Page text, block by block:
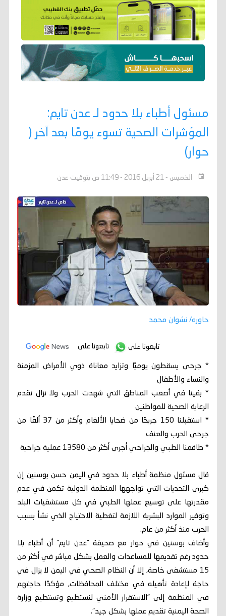
مسئول أطباء بلا حدود لـ عدن تايم:
المؤشرات الصحية تسوء يومًا بعد آخر (
حوار)
الخميس - 21 أبريل 2016 - 11:49 ص بتوقيت عدن
حاوره/ نشوان محمد
تابعونا على تابعونا على
* جرحى يسقطون يوميًا وتزايد معاناة ذوي الأمراض المزمنة
والنساء والأطفال
* بقينا في أصعب المناطق التي شهدت الحرب ولا نزال نقدم
الرعاية الصحية للمواطنين
* استقبلنا 150 جريحًا من ضحايا الألغام وأكثر من 37 ألفًا من
جرحى الحرب والعنف
* طاقمنا الطبي والجراحي أجرى أكثر من 13580 عملية جراحية
قال مسئول منظمة أطباء بلا حدود في اليمن حسن بوسنين إن
كبرى التحديات التي تواجهها المنظمة الدولية تكمن في عدم
مقدرتها على توسيع عملها الطبي في كل مستشفيات البلد
وتوفير الموارد البشرية اللازمة لتغطية الاحتياج الذي نشأ بسبب
الحرب منذ أكثر من عام.
وأضاف بوسنين في حوار مع صحيفة ”عدن تايم“ أن أطباء بلا
حدود رغم تقديمها للمساعدات والعمل بشكل مباشر في أكثر من
15 مستشفى خاصة, إلا أن النظام الصحي في اليمن لا يزال في
حاجة لإعادة تأهيله في مختلف المحافظات, مؤكدًا حاجتهم
في المنظمة إلى ”الاستقرار الأمني لنستطيع وتستطيع وزارة
الصحة اليمنية تقديم عملها بشكل جيد“.